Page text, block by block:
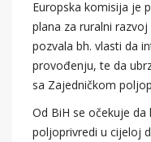
Europska komisija je
plana za ruralni
pozvala bh. vlasti da
provođenju, te da
sa Zajedničkom
Od BiH se očekuje
poljoprivredi u cijeloj